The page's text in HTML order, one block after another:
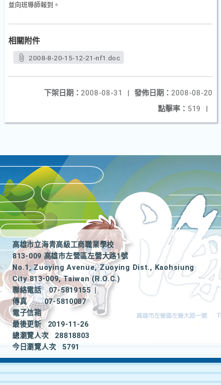
並向班導師報到。
相關附件
2008-8-20-15-12-21-nf1.doc
發佈日期： 2008-08-20
下架日期： 2008-08-31
|
點擊率： 519 |
高雄市立海青高級工商職業學校
813-009 高雄市左營區左營大路1號
No.1, Zuoying Avenue, Zuoying Dist., Kaohsiung
City 813-009, Taiwan (R.O.C.)
聯絡電話
07-5819155
|
傳真
07-5810087
電子信箱
最後更新
2019-11-26
總瀏覽人次
28818803
今日瀏覽人次
5791